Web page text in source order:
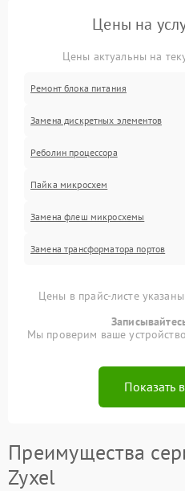
Цены на
Цены актуальны на
Ремонт блока питания
Замена дискретных элементов
Реболин процессора
Пайка микросхем
Замена флеш микросхемы
Замена трансформатора портов
Цены в прайс-листе
Мы проверим ваше
Показать
Преимущества
Zyxel